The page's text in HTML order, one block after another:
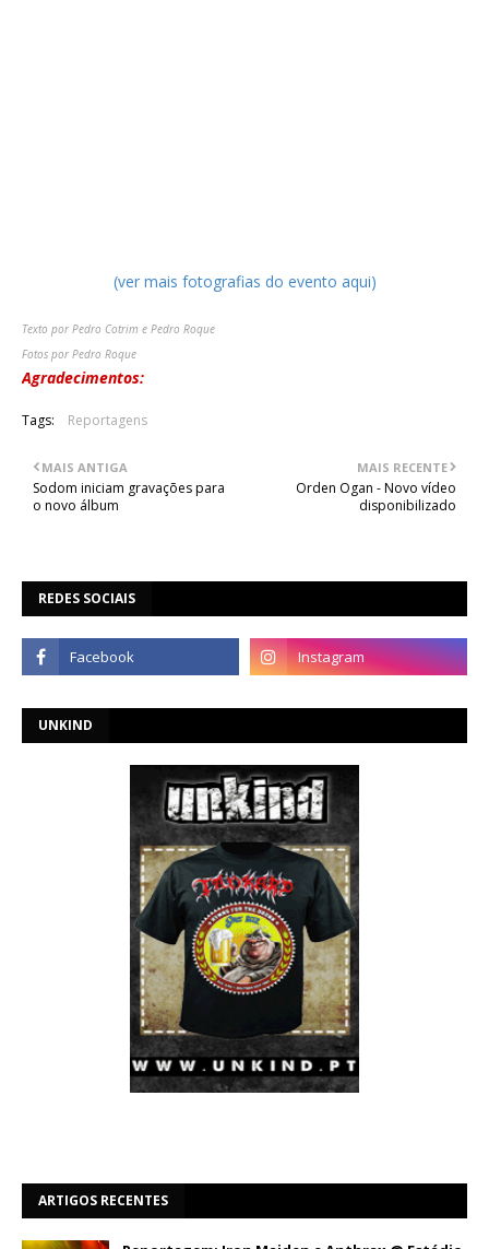
(ver mais fotografias do evento aqui)
Texto por Pedro Cotrim e Pedro Roque
Fotos por Pedro Roque
Agradecimentos:
Tags: Reportagens
MAIS RECENTE
Orden Ogan - Novo vídeo
disponibilizado
MAIS ANTIGA
Sodom iniciam gravações para
o novo álbum
REDES SOCIAIS
UNKIND
ARTIGOS RECENTES